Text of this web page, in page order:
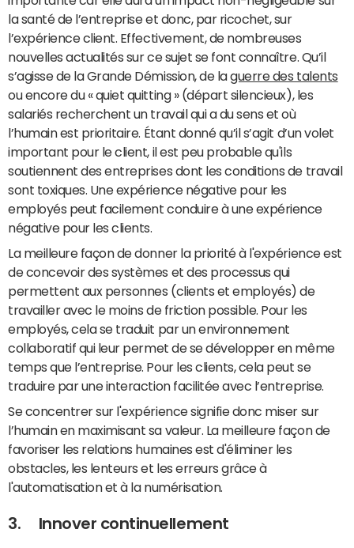
la santé de l’entreprise et donc, par ricochet, sur
l’expérience client. Effectivement, de nombreuses
nouvelles actualités sur ce sujet se font connaître. Qu’il
s’agisse de la Grande Démission, de laguerre des talents
ou encore du « quiet quitting » (départ silencieux), les
salariés recherchent un travail qui a du sens et où
l’humain est prioritaire. Étant donné qu’il s’agit d’un volet
important pour le client, il est peu probable qu'ils
soutiennent des entreprises dont les conditions de travail
sont toxiques. Une expérience négative pour les
employés peut facilement conduire à une expérience
négative pour les clients.
La meilleure façon de donner la priorité à l'expérience est
de concevoir des systèmes et des processus qui
permettent aux personnes (clients et employés) de
travailler avec le moins de friction possible. Pour les
employés, cela se traduit par un environnement
collaboratif qui leur permet de se développer en même
temps que l’entreprise. Pour les clients, cela peut se
traduire par une interaction facilitée avec l’entreprise.
Se concentrer sur l'expérience signifie donc miser sur
l’humain en maximisant sa valeur. La meilleure façon de
favoriser les relations humaines est d'éliminer les
obstacles, les lenteurs et les erreurs grâce à
l'automatisation et à la numérisation.
3. Innover continuellement